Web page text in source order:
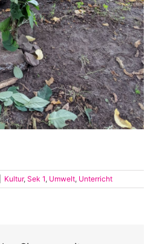
Kultur, Sek 1, Umwelt, Unterricht